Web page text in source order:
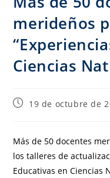
merideños
Ciencias
19 de octubre de
Más de 50 docentes
los talleres de
Educativas en Ciencias